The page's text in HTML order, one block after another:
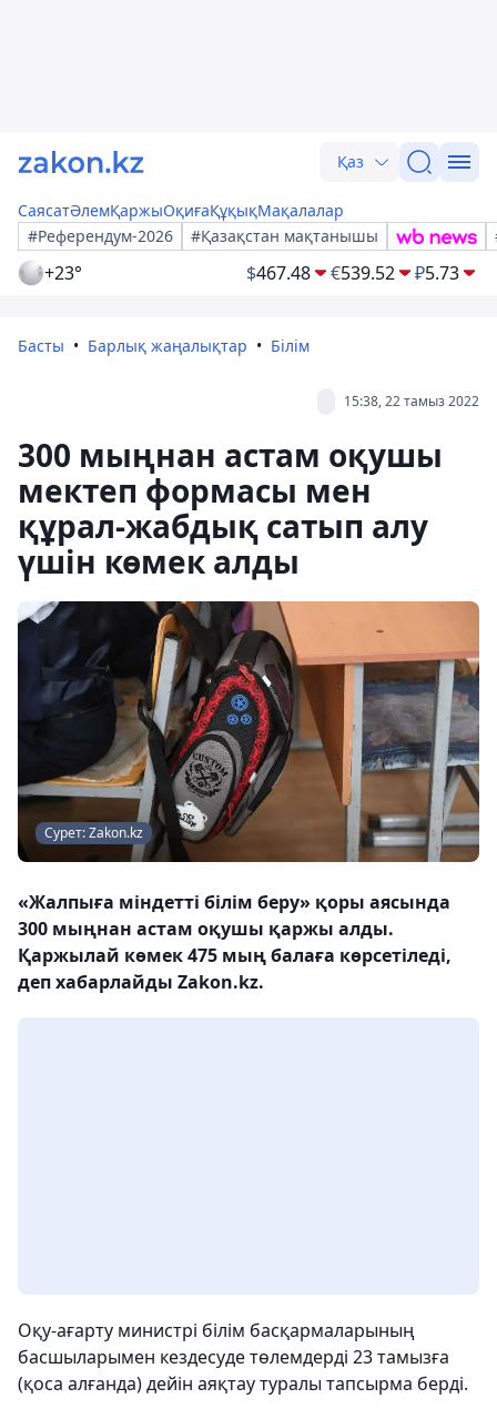
Қаз
СаясатӘлемҚаржыОқиғаҚұқықМақалалар
#Референдум-2026
#Қазақстан мақтанышы
+23° $467.48 €539.52 ₽5.73
Басты Барлық жаңалықтар Білім
15:38, 22 тамыз 2022
300 мыңнан астам оқушы
мектеп формасы мен
құрал-жабдық сатып алу
үшін көмек алды
Сурет: Zakon.kz
«Жалпыға міндетті білім беру» қоры аясында
300 мыңнан астам оқушы қаржы алды.
Қаржылай көмек 475 мың балаға көрсетіледі,
деп хабарлайды Zakon.kz.
Оқу-ағарту министрі білім басқармаларының
басшыларымен кездесуде төлемдерді 23 тамызға
(қоса алғанда) дейін аяқтау туралы тапсырма берді.